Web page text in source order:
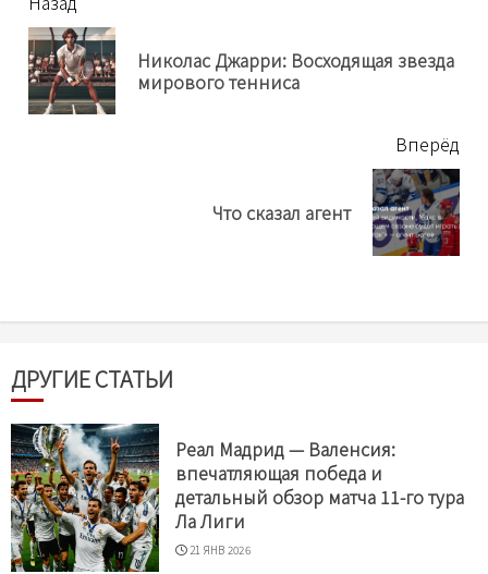
еще
Николас Джарри: Восходящая звезда
мирового тенниса
Вперёд
Что сказал агент
ДРУГИЕ СТАТЬИ
Реал Мадрид — Валенсия:
впечатляющая победа и
детальный обзор матча 11-го тура
Ла Лиги
21 ЯНВ 2026